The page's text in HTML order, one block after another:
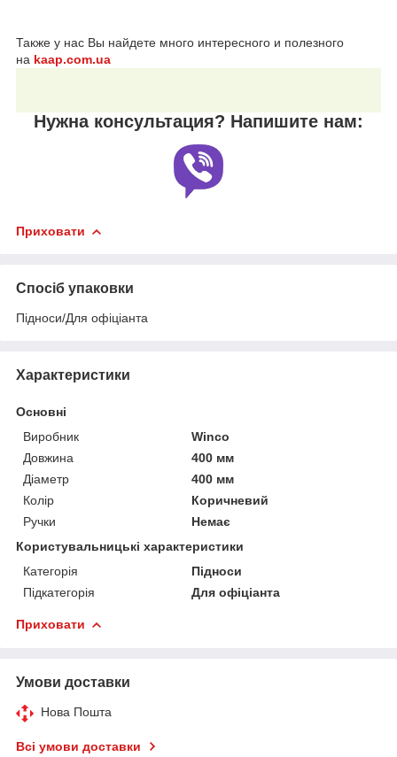
Также у нас Вы найдете много интересного и полезного
на kaap.com.ua
Нужна консультация? Напишите нам:
Приховати
Спосіб упаковки
Підноси/Для офіціанта
Характеристики
Основні
Виробник
Winco
Довжина
400 мм
Діаметр
400 мм
Колір
Коричневий
Ручки
Немає
Користувальницькі характеристики
Категорія
Підноси
Підкатегорія
Для офіціанта
Приховати
Умови доставки
Нова Пошта
Всі умови доставки